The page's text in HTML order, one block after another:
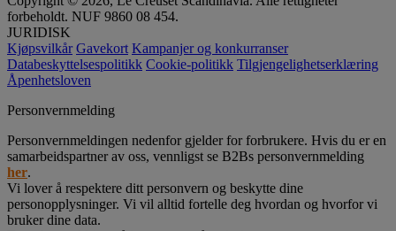
forbeholdt. NUF 9860 08 454.
JURIDISK
Kjøpsvilkår Gavekort Kampanjer og konkurranser
Databeskyttelsespolitikk Cookie-politikk Tilgjengelighetserklæring
Åpenhetsloven
Personvernmelding
Personvernmeldingen nedenfor gjelder for forbrukere. Hvis du er en
samarbeidspartner av oss, vennligst se B2Bs personvernmelding
her.
Vi lover å respektere ditt personvern og beskytte dine
personopplysninger. Vi vil alltid fortelle deg hvordan og hvorfor vi
bruker dine data.